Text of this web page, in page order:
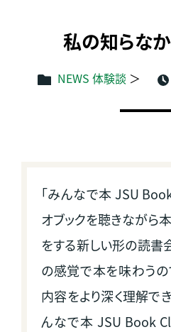
私の知らな
NEWS 体験談 ＞
「みんなで本 JSU
オブックを聴きながら
をする新しい形の読書
の感覚で本を味わうの
内容をより深く理解でき
んなで本 JSU Book